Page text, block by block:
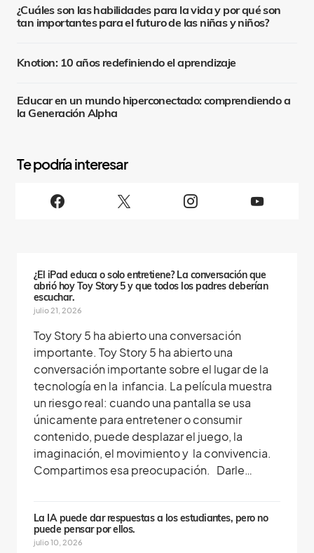
¿Cuáles son las habilidades para la vida y por qué son
tan importantes para el futuro de las niñas y niños?
Knotion: 10 años redefiniendo el aprendizaje
Educar en un mundo hiperconectado: comprendiendo a
la Generación Alpha
S
¿El iPad educa o solo entretiene? La conversación que
abrió hoy Toy Story 5 y que todos los padres deberían
escuchar.
julio 21, 2026
Toy Story 5 ha abierto una conversación
importante. Toy Story 5 ha abierto una
conversación importante sobre el lugar de la
tecnología en la infancia. La película muestra
un riesgo real: cuando una pantalla se usa
únicamente para entretener o consumir
contenido, puede desplazar el juego, la
imaginación, el movimiento y la convivencia.
Compartimos esa preocupación. Darle…
La IA puede dar respuestas a los estudiantes, pero no
puede pensar por ellos.
julio 10, 2026